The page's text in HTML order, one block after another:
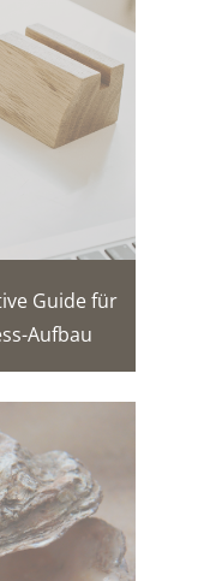
Guide für
Aufbau